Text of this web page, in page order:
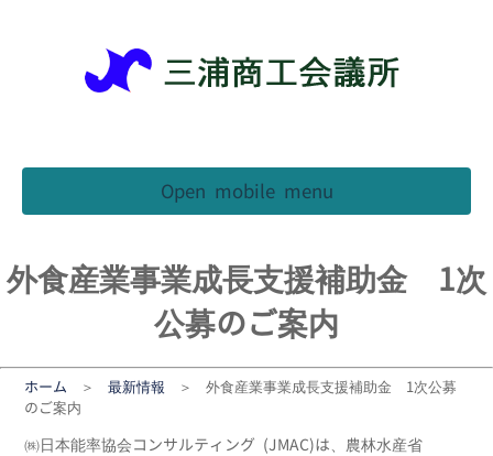
Open mobile menu
受けたい方
方
活用したい方
門相談
確定申告
ォーム助成金
習慣病健診
報 みうら
マガジン
同封サービス
業務災害
報漏えい
模企業共済
制度提携会社
料割引サービス
特産品
ツナ之介
みうらん
業所訪問記
外食産業事業成長支援補助金 1次
公募のご案内
ホーム ＞最新情報 ＞ 外食産業事業成長支援補助金 1次公募
のご案内
㈱日本能率協会コンサルティング (JMAC)は、農林水産省